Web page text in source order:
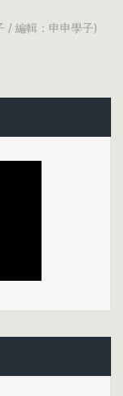
/ 編輯：申申學子)